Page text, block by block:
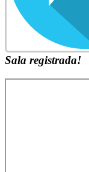
Sala registrada!